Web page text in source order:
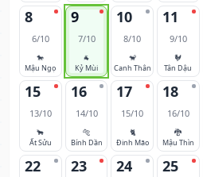
8
6/10
🐎
Mậu Ngọ
9
7/10
🐐
Kỷ Mùi
10
8/10
🐒
Canh Thân
11
9/10
🐓
Tân Dậu
15
13/10
🐂
Ất Sửu
16
14/10
🐅
Bính Dần
17
15/10
🐈
Đinh Mão
18
16/10
🐉
Mậu Thìn
22 23 24 25